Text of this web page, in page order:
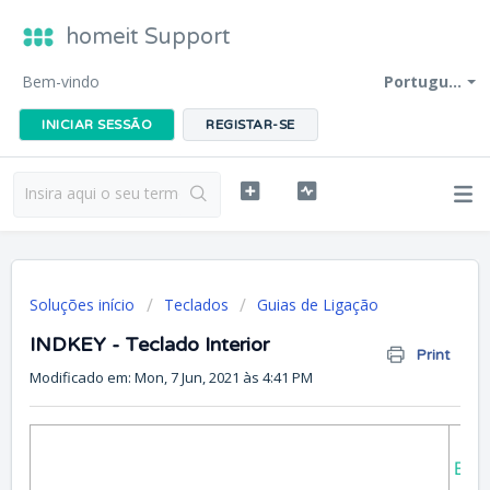
homeit Support
Portugu...
Bem-vindo
INICIAR SESSÃO REGISTAR-SE
Soluções início Teclados Guias de Ligação
INDKEY - Teclado Interior Print
Modificado em: Mon, 7 Jun, 2021 às 4:41 PM